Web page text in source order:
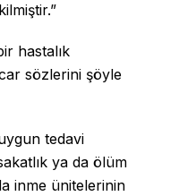
hastalık
sözlerini şöyle
tedavi
ya da ölüm
inme ünitelerinin